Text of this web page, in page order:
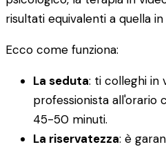
risultati equivalenti a quella
Ecco come funziona:
La seduta: ti colleghi in
professionista all'orario
45-50 minuti.
La riservatezza: è